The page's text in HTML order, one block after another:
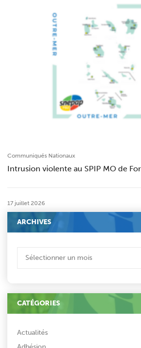
Communiqués Nationaux
Intrusion violente au SPIP MO de
17 juillet 2026
ARCHIVES
CATÉGORIES
Actualités